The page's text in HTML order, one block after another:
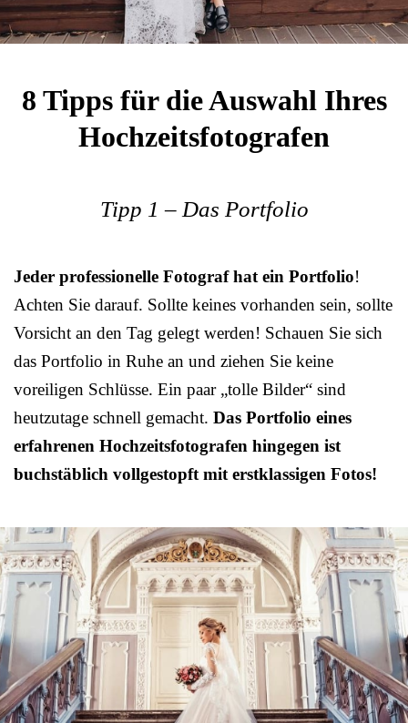
8 Tipps für die Auswahl Ihres
Hochzeitsfotografen
Tipp 1 – Das Portfolio
Jeder professionelle Fotograf hat ein Portfolio!
Achten Sie darauf. Sollte keines vorhanden sein, sollte
Vorsicht an den Tag gelegt werden! Schauen Sie sich
das Portfolio in Ruhe an und ziehen Sie keine
voreiligen Schlüsse. Ein paar „tolle Bilder“ sind
heutzutage schnell gemacht. Das Portfolio eines
erfahrenen Hochzeitsfotografen hingegen ist
buchstäblich vollgestopft mit erstklassigen Fotos!